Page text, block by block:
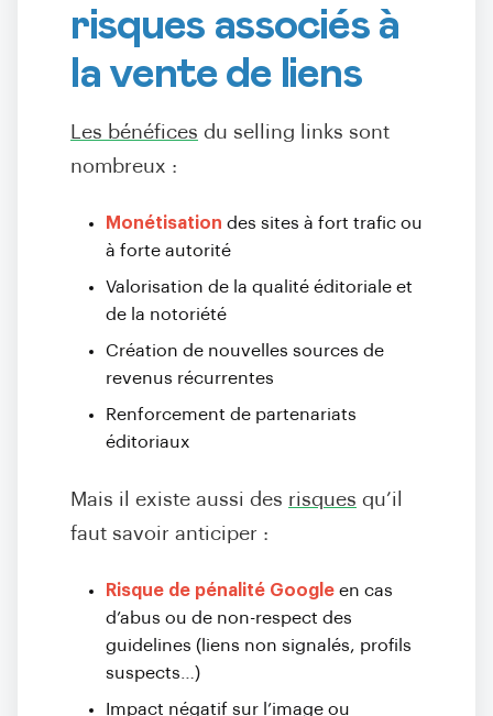
risques associés à
la vente de liens
Les bénéfices du selling links sont
nombreux :
Monétisation des sites à fort trafic ou
à forte autorité
Valorisation de la qualité éditoriale et
de la notoriété
Création de nouvelles sources de
revenus récurrentes
Renforcement de partenariats
éditoriaux
Mais il existe aussi des risques qu’il
faut savoir anticiper :
Risque de pénalité Google en cas
d’abus ou de non-respect des
guidelines (liens non signalés, profils
suspects…)
Impact négatif sur l’image ou